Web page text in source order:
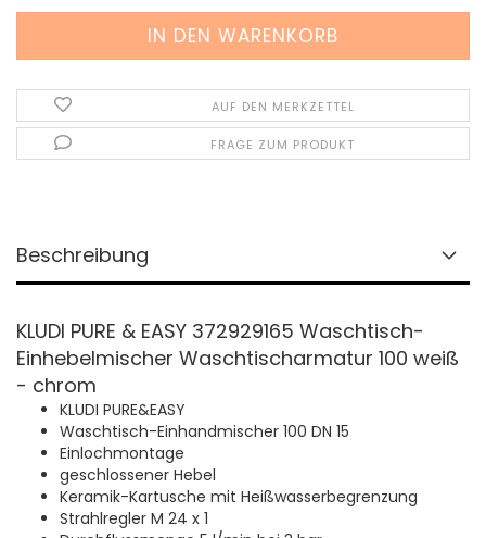
AUF DEN MERKZETTEL
FRAGE ZUM PRODUKT
Beschreibung
KLUDI PURE & EASY 372929165 Waschtisch-
Einhebelmischer Waschtischarmatur 100 weiß
- chrom
KLUDI PURE&EASY
Waschtisch-Einhandmischer 100 DN 15
Einlochmontage
geschlossener Hebel
Keramik-Kartusche mit Heißwasserbegrenzung
Strahlregler M 24 x 1